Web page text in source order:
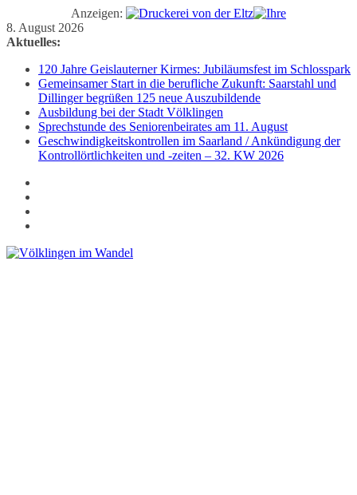
Anzeigen:
Zum
Inhalt
8. August 2026
Aktuelles:
120 Jahre Geislauterner Kirmes: Jubiläumsfest im Schlosspark
Gemeinsamer Start in die berufliche Zukunft: Saarstahl und
Dillinger begrüßen 125 neue Auszubildende
Ausbildung bei der Stadt Völklingen
Sprechstunde des Seniorenbeirates am 11. August
Geschwindigkeitskontrollen im Saarland / Ankündigung der
Kontrollörtlichkeiten und -zeiten – 32. KW 2026